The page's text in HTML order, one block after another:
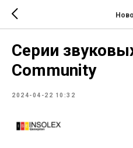
Серии
Community
2024-04-22 10:32